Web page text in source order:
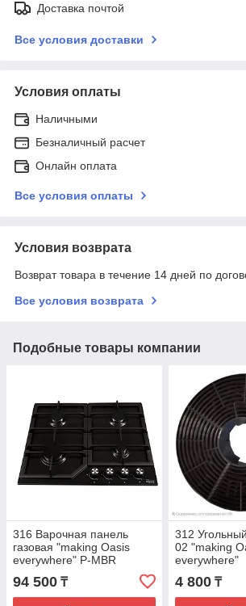
Доставка почтой
Все условия доставки
Условия оплаты
Наличными
Безналичный расчет
Онлайн оплата
Все условия оплаты
Условия возврата
Возврат товара в течение 14 дней по
Все условия возврата
Подобные товары компании
316 Варочная панель
газовая "making Oasis
everywhere" P-MBR
94 500 ₸
312
02 "making
everywhere"
4 800₸